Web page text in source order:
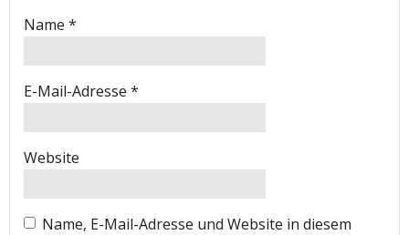
Name *
E-Mail-Adresse *
Website
Name, E-Mail-Adresse und Website in diesem